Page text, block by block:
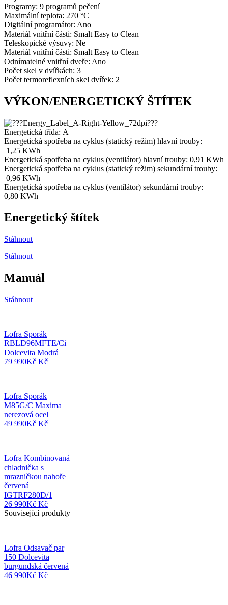
Programy: 9 programů pečení
Maximální teplota: 270 °C
Digitální programátor: Ano
Materiál vnitřní části: Smalt Easy to Clean
Teleskopické výsuvy: Ne
Materiál vnitřní části: Smalt Easy to Clean
Odnímatelné vnitřní dveře: Ano
Počet skel v dvířkách: 3
Počet termoreflexních skel dvířek: 2
VÝKON/ENERGETICKÝ ŠTÍTEK
Energetická třída: A
Energetická spotřeba na cyklus (statický režim) hlavní trouby:
1,25 KWh
Energetická spotřeba na cyklus (ventilátor) hlavní trouby: 0,91 KWh
Energetická spotřeba na cyklus (statický režim) sekundární trouby:
0,96 KWh
Energetická spotřeba na cyklus (ventilátor) sekundární trouby:
0,80 KWh
Energetický štítek
Stáhnout
Stáhnout
Manuál
Stáhnout
Lofra Sporák
RBLD96MFTE/Ci
Dolcevita Modrá
79 990Kč Kč
Lofra Sporák
M85G/C Maxima
nerezová ocel
49 990Kč Kč
Lofra Kombinovaná
chladnička s
mrazničkou nahoře
červená
IGTRF280D/1
26 990Kč Kč
Související produkty
Lofra Odsavač par
150 Dolcevita
burgundská červená
46 990Kč Kč